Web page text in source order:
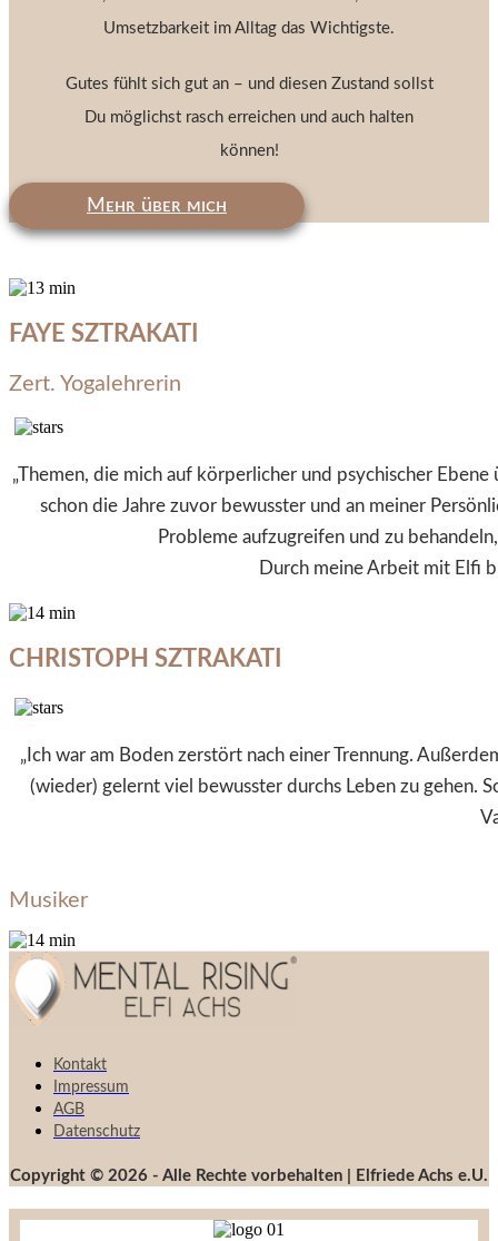
Umsetzbarkeit im Alltag das Wichtigste.
Gutes fühlt sich gut an – und diesen Zustand sollst
Du möglichst rasch erreichen und auch halten
können!
Mᴇʜʀ üʙᴇʀ ᴍɪᴄʜ
FAYE SZTRAKATI
Zert. Yogalehrerin
„Themen, die mich auf körperlicher und psychischer
schon die Jahre zuvor bewusster und an meiner
Probleme aufzugreifen und zu
Durch meine Arbeit mit Elfi
CHRISTOPH SZTRAKATI
„Ich war am Boden zerstört nach einer Trennung.
(wieder) gelernt viel bewusster durchs Leben zu gehen.
Musiker
Kontakt
Impressum
AGB
Datenschutz
Copyright © 2026 - Alle Rechte vorbehalten | Elfriede Achs e.U.